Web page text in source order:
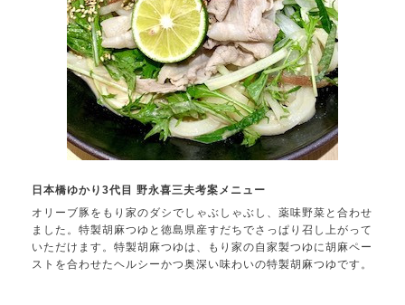
日本橋ゆかり3代目 野永喜三夫考案メニュー
オリーブ豚をもり家のダシでしゃぶしゃぶし、薬味野菜と合わせ
ました。特製胡麻つゆと徳島県産すだちでさっぱり召し上がって
いただけます。特製胡麻つゆは、もり家の自家製つゆに胡麻ペー
ストを合わせたヘルシーかつ奥深い味わいの特製胡麻つゆです。